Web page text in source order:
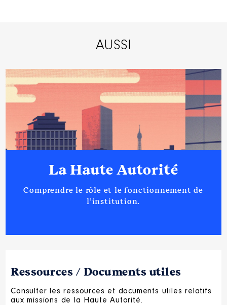
AUSSI
La Haute Autorité
Comprendre le rôle et le fonctionnement de
l’institution.
Ressources / Documents utiles
Consulter les ressources et documents utiles relatifs
aux missions de la Haute Autorité.